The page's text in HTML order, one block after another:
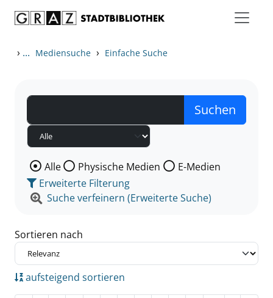
› ... Mediensuche › Einfache Suche
Wählen Sie die Medienart nach der Sie suchen wollen.
Alle Physische Medien
E-Medien
Erweiterte Filterung
Suche verfeinern (Erweiterte Suche)
Sortieren nach
aufsteigend sortieren